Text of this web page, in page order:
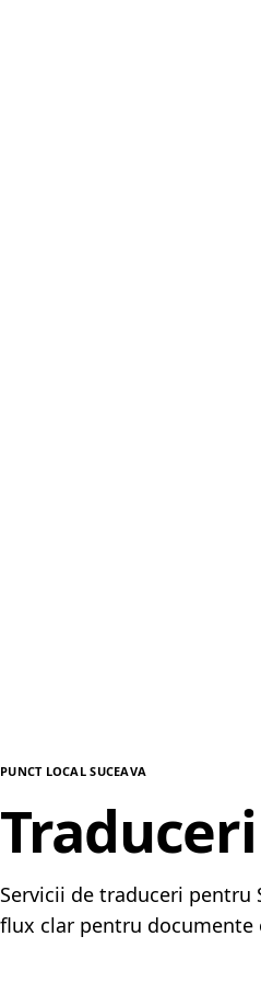
PUNCT LOCAL SUCEAVA
Servicii de traduceri pentru
flux clar pentru documente